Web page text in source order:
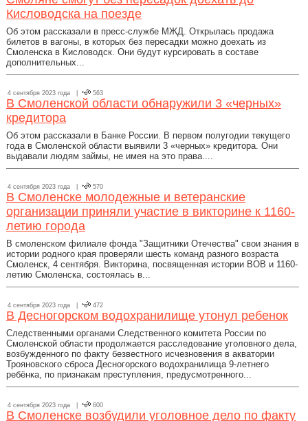
Кисловодска на поезде
Об этом рассказали в пресс-службе МЖД. Открылась продажа
билетов в вагоны, в которых без пересадки можно доехать из
Смоленска в Кисловодск. Они будут курсировать в составе
дополнительных...
4 сентября 2023 года | 563
В Смоленской области обнаружили 3 «черных»
кредитора
Об этом рассказали в Банке России. В первом полугодии текущего
года в Смоленской области выявили 3 «черных» кредитора. Они
выдавали людям займы, не имея на это права....
4 сентября 2023 года | 570
В Смоленске молодежные и ветеранские
организации приняли участие в викторине к 1160-
летию города
В смоленском филиале фонда "Защитники Отечества" свои знания в
истории родного края проверяли шесть команд разного возраста
Смоленск, 4 сентября. Викторина, посвященная истории ВОВ и 1160-
летию Смоленска, состоялась в...
4 сентября 2023 года | 472
В Десногорском водохранилище утонул ребенок
Следственными органами Следственного комитета России по
Смоленской области продолжается расследование уголовного дела,
возбужденного по факту безвестного исчезновения в акватории
Трояновского сброса Десногорского водохранилища 9-летнего
ребёнка, по признакам преступления, предусмотренного...
4 сентября 2023 года | 600
В Смоленске возбудили уголовное дело по факту